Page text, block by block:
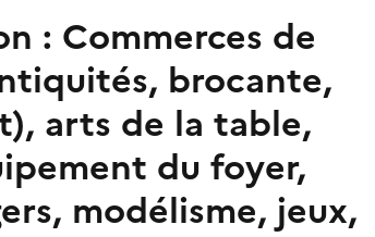
: Commerces de
brocante,
arts de la table,
du foyer,
modélisme, jeux,